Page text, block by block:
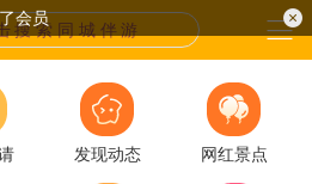
搜 索 同 城 伴 游
发现动态 网红景点
会员